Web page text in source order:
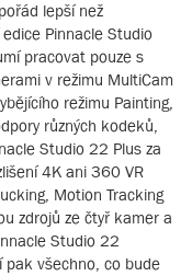
lepší než
Pinnacle Studio
pracovat pouze s
v režimu MultiCam
režimu Painting,
různých kodeků,
Studio 22 Plus za
4K ani 360 VR
Motion Tracking
zdrojů ze čtyř kamer a
Studio 22
všechno, co bude